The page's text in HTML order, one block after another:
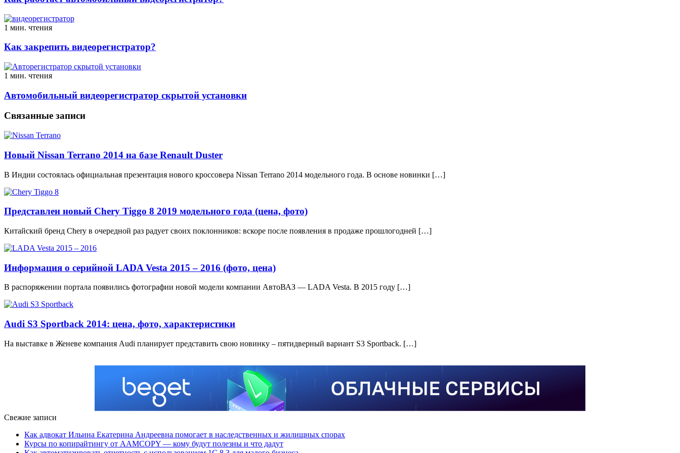
1 мин. чтения
Как закрепить видеорегистратор?
1 мин. чтения
Автомобильный видеорегистратор скрытой установки
Связанные записи
Новый Nissan Terrano 2014 на базе Renault Duster
В Индии состоялась официальная презентация нового кроссовера Nissan Terrano 2014 модельного года. В основе новинки […]
Представлен новый Chery Tiggo 8 2019 модельного года (цена, фото)
Китайский бренд Chery в очередной раз радует своих поклонников: вскоре после появления в продаже прошлогодней […]
Информация о серийной LADA Vesta 2015 – 2016 (фото, цена)
В распоряжении портала появились фотографии новой модели компании АвтоВАЗ — LADA Vesta. В 2015 году […]
Audi S3 Sportback 2014: цена, фото, характеристики
На выставке в Женеве компания Audi планирует представить свою новинку – пятидверный вариант S3 Sportback. […]
Свежие записи
Как адвокат Ильина Екатерина Андреевна помогает в наследственных и жилищных спорах
Курсы по копирайтингу от AAMCOPY — кому будут полезны и что дадут